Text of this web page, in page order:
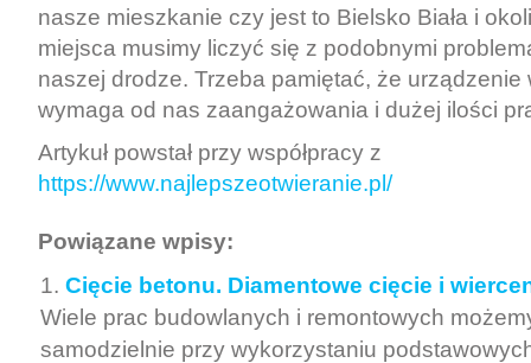
nasze mieszkanie czy jest to Bielsko Biała i
miejsca musimy liczyć się z podobnymi
naszej drodze. Trzeba pamiętać, że urządzenie
wymaga od nas zaangażowania i dużej ilości
Artykuł powstał przy współpracy z
https://www.najlepszeotwieranie.pl/
Powiązane wpisy:
Cięcie betonu. Diamentowe cięcie i
Wiele prac budowlanych i remontowych
samodzielnie przy wykorzystaniu